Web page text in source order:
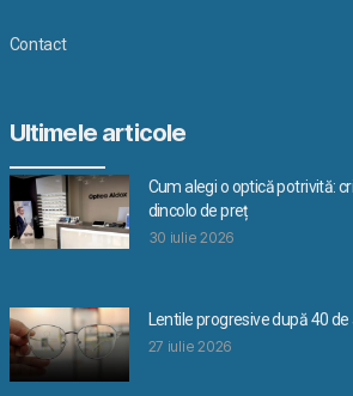
Contact
Ultimele articole
Cum alegi o optică potrivită:
dincolo de preț
30 iulie 2026
Lentile progresive după 40
27 iulie 2026